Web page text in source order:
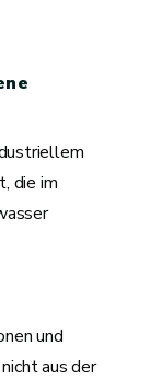
die im
und
aus der